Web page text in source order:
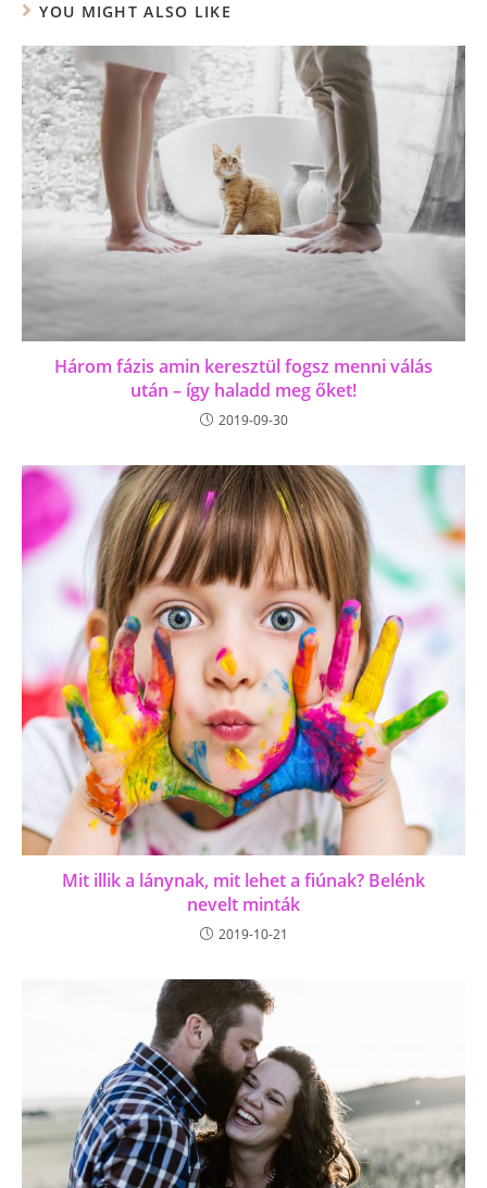
YOU MIGHT ALSO LIKE
Három fázis amin keresztül fogsz menni válás
után – így haladd meg őket!
2019-09-30
Mit illik a lánynak, mit lehet a fiúnak? Belénk
nevelt minták
2019-10-21